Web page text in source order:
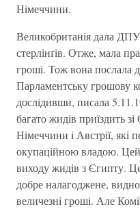
Нiмеччини.
Великобританiя дала
стерлiнґiв. Отже, мала
грошi. Тож вона послала
Парламентську грошову
дослiдивши, писала
багато жидiв приїздить
Нiмеччини i Австрiї, якi
окупацiйною владою.
виходу жидiв з Єгипту.
добре налагоджене,
величезнi грошi. Але